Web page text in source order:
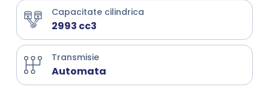
Capacitate cilindrica
2993 cc3
Transmisie
Automata